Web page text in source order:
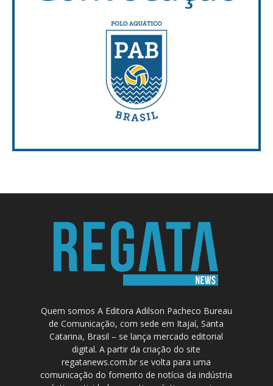
Quem somos A Editora Adilson Pacheco Bureau
de Comunicação, com sede em Itajaí, Santa
Catarina, Brasil – se lança mercado editorial
digital. A partir da criação do site
regatanews.com.br se volta para uma
comunicação do fomento de notícia da indústria